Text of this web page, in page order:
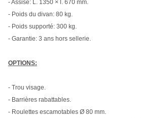
- Assise: L. 1350 × l. 670 mm.
- Poids du divan: 80 kg.
- Poids supporté: 300 kg.
- Garantie: 3 ans hors sellerie.
OPTIONS:
- Trou visage.
- Barrières rabattables.
- Roulettes escamotables Ø 80 mm.